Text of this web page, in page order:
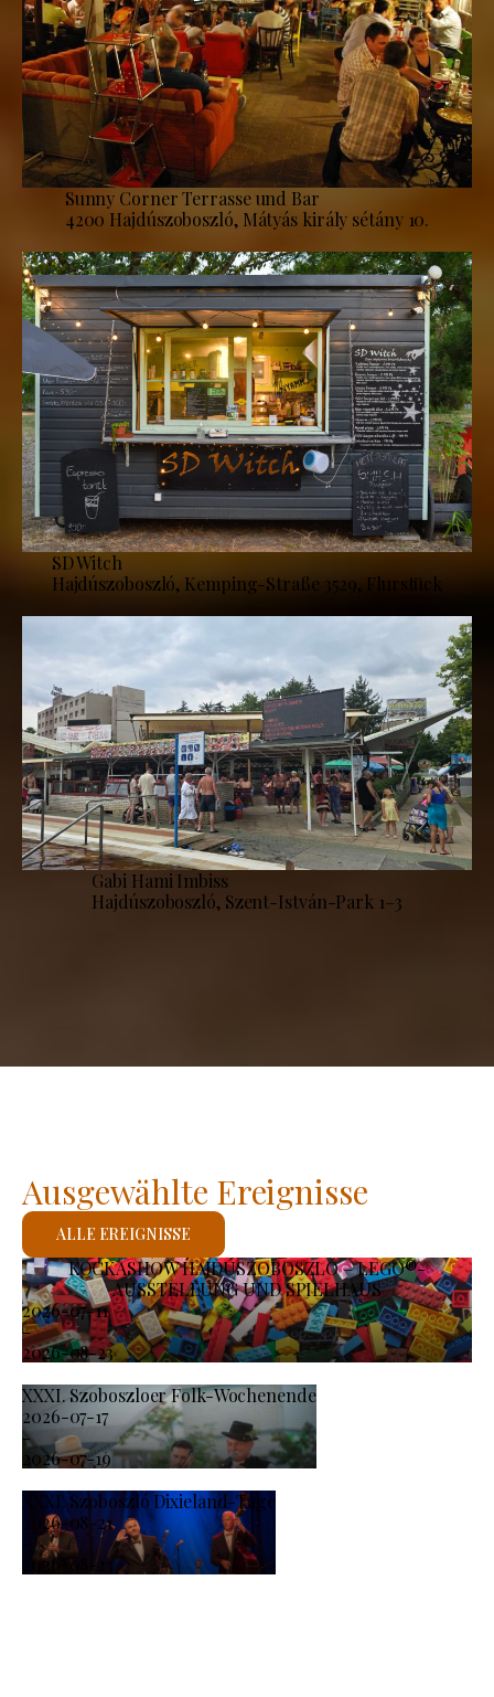
Sunny Corner Terrasse und Bar
4200 Hajdúszoboszló, Mátyás király sétány 10.
SD Witch
Hajdúszoboszló, Kemping-Straße 3529, Flurstück
Gabi Hami Imbiss
Hajdúszoboszló, Szent-István-Park 1–3
KOCKASHOW HAJDÚSZOBOSZLÓ – LEGO®-
AUSSTELLUNG UND SPIELHAUS
2026-07-11
-
2026-08-23
XXXI. Szoboszloer Folk-Wochenende
2026-07-17
-
2026-07-19
XXXI. Szoboszló Dixieland-Tage
2026-08-21
-
2026-08-23
Ausgewählte Ereignisse
ALLE EREIGNISSE